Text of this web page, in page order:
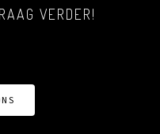
VERDER!